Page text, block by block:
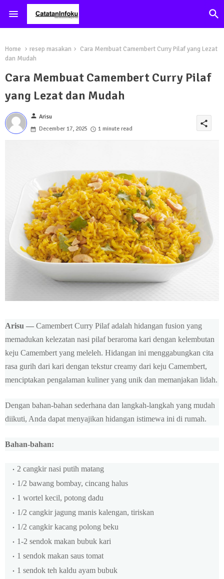
Home resep masakan
Cara Membuat Camembert Curry Pilaf yang Lezat
dan Mudah
Cara Membuat Camembert Curry Pilaf
yang Lezat dan Mudah
person Arisu
December 17, 2025
1 minute read
share
Arisu — Camembert Curry Pilaf adalah hidangan fusion yang
memadukan kelezatan nasi pilaf beraroma kari dengan kelembutan
keju Camembert yang meleleh. Hidangan ini menggabungkan cita
rasa gurih dari kari dengan tekstur creamy dari keju Camembert,
menciptakan pengalaman kuliner yang unik dan memanjakan lidah.
Dengan bahan-bahan sederhana dan langkah-langkah yang mudah
diikuti, Anda dapat menyajikan hidangan istimewa ini di rumah.
Bahan-bahan:
2 cangkir nasi putih matang
1/2 bawang bombay, cincang halus
1 wortel kecil, potong dadu
1/2 cangkir jagung manis kalengan, tiriskan
1/2 cangkir kacang polong beku
1-2 sendok makan bubuk kari
1 sendok makan saus tomat
1 sendok teh kaldu ayam bubuk